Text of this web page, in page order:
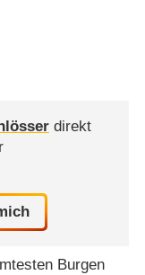
direkt
Burgen